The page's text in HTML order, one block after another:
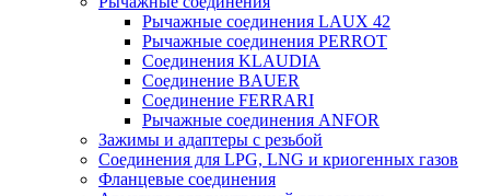
Рычажные соединения LAUX 42
Рычажные соединения PERROT
Соединения KLAUDIA
Соединение BAUER
Соединение FERRARI
Рычажные соединения ANFOR
Зажимы и адаптеры с резьбой
Соединения для LPG, LNG и криогенных газов
Фланцевые соединения